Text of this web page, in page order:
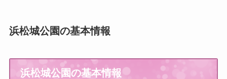
浜松城公園の基本情報
浜松城公園の基本情報